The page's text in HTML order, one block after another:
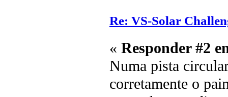
Re: VS-Solar
« Responder #2
Numa pista
corretamente o